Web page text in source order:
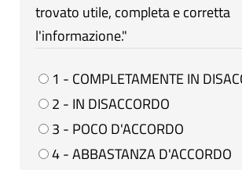
trovato utile, completa e corretta
l'informazione."
1 - COMPLETAMENTE IN
2 - IN DISACCORDO
3 - POCO D'ACCORDO
4 - ABBASTANZA D'ACCORDO